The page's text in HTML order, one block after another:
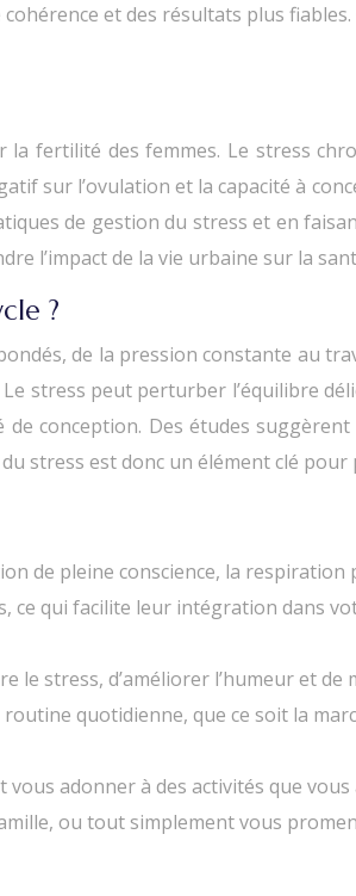
et des résultats plus
fertilité des femmes. Le stress
sur l’ovulation et la capacité à
de gestion du stress et en
l’impact de la vie urbaine sur la
?
de la pression constante au
stress peut perturber l’équilibre
conception. Des études
stress est donc un élément clé
de pleine conscience, la
ce qui facilite leur intégration dans
le stress, d’améliorer l’humeur et
quotidienne, que ce soit la
adonner à des activités que
ou tout simplement vous